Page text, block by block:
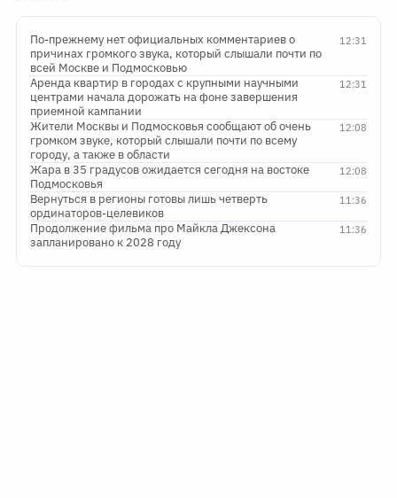
12:31
По-прежнему нет официальных комментариев о
причинах громкого звука, который слышали почти по
всей Москве и Подмосковью
12:31
Аренда квартир в городах с крупными научными
центрами начала дорожать на фоне завершения
приемной кампании
12:08
Жители Москвы и Подмосковья сообщают об очень
громком звуке, который слышали почти по всему
городу, а также в области
12:08
Жара в 35 градусов ожидается сегодня на востоке
Подмосковья
11:36
Вернуться в регионы готовы лишь четверть
ординаторов-целевиков
11:36
Продолжение фильма про Майкла Джексона
запланировано к 2028 году